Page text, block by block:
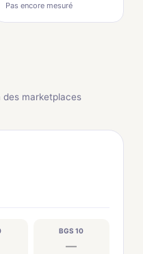
Pas encore mesuré
marketplaces
BGS 10
—